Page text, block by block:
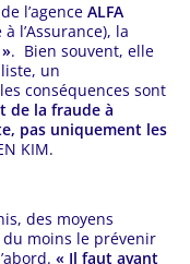
l’agence ALFA
l’Assurance), la
. Bien souvent, elle
un
conséquences sont
de la fraude à
pas uniquement les
KIM.
des moyens
moins le prévenir
« Il faut avant